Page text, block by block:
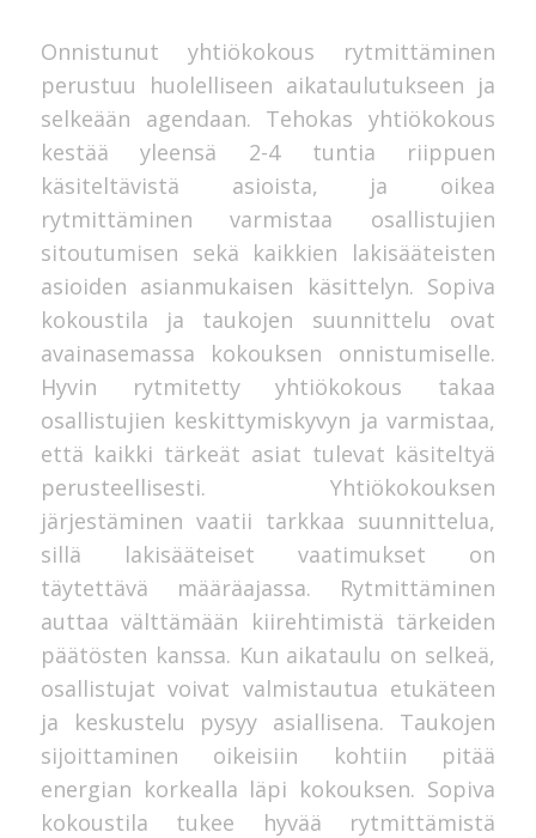
Onnistunut yhtiökokous rytmittäminen
perustuu huolelliseen aikataulutukseen ja
selkeään agendaan. Tehokas yhtiökokous
kestää yleensä 2-4 tuntia riippuen
käsiteltävistä asioista, ja oikea
rytmittäminen varmistaa osallistujien
sitoutumisen sekä kaikkien lakisääteisten
asioiden asianmukaisen käsittelyn. Sopiva
kokoustila ja taukojen suunnittelu ovat
avainasemassa kokouksen onnistumiselle.
Hyvin rytmitetty yhtiökokous takaa
osallistujien keskittymiskyvyn ja varmistaa,
että kaikki tärkeät asiat tulevat käsiteltyä
perusteellisesti. Yhtiökokouksen
järjestäminen vaatii tarkkaa suunnittelua,
sillä lakisääteiset vaatimukset on
täytettävä määräajassa. Rytmittäminen
auttaa välttämään kiirehtimistä tärkeiden
päätösten kanssa. Kun aikataulu on selkeä,
osallistujat voivat valmistautua etukäteen
ja keskustelu pysyy asiallisena. Taukojen
sijoittaminen oikeisiin kohtiin pitää
energian korkealla läpi kokouksen. Sopiva
kokoustila tukee hyvää rytmittämistä